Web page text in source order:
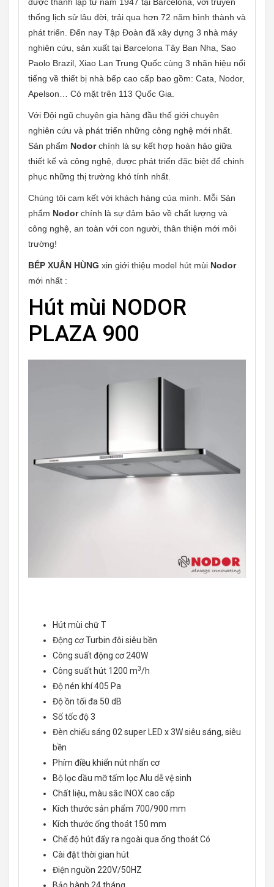
thống lịch sử lâu đời, trải qua hơn 72 năm hình thành và
phát triển. Đến nay Tập Đoàn đã xây dựng 3 nhà máy
nghiên cứu, sản xuất tại Barcelona Tây Ban Nha, Sao
Paolo Brazil, Xiao Lan Trung Quốc cùng 3 nhãn hiệu nổi
tiếng về thiết bị nhà bếp cao cấp bao gồm: Cata, Nodor,
Apelson… Có mặt trên 113 Quốc Gia.
Với Đội ngũ chuyên gia hàng đầu thế giới chuyên
nghiên cứu và phát triển những công nghệ mới nhất.
Sản phẩm Nodorchính là sự kết hợp hoàn hảo giữa
thiết kế và công nghệ, được phát triển đặc biệt để chinh
phục những thị trường khó tính nhất.
Chúng tôi cam kết với khách hàng của mình. Mỗi Sản
phẩm Nodorchính là sự đảm bảo về chất lượng và
công nghệ, an toàn với con người, thân thiện mới môi
trường!
BẾP XUÂN HÙNG xin giới thiệu model hút mùi Nodor
mới nhất :
Hút mùi NODOR
PLAZA 900
Hút mùi chữ T
Động cơ Turbin đôi siêu bền
Công suất động cơ 240W
Công suất hút 1200 m3/h
Độ nén khí 405 Pa
Độ ồn tối đa 50 dB
Số tốc độ 3
Đèn chiếu sáng 02 super LED x 3W siêu sáng, siêu
bền
Phím điều khiển nút nhấn cơ
Bộ lọc dầu mỡ tấm lọc Alu dễ vệ sinh
Chất liệu, màu sắc INOX cao cấp
Kích thước sản phẩm 700/900 mm
Kích thước ống thoát 150 mm
Chế độ hút đẩy ra ngoài qua ống thoát Có
Cài đặt thời gian hút
Điện nguồn 220V/50HZ